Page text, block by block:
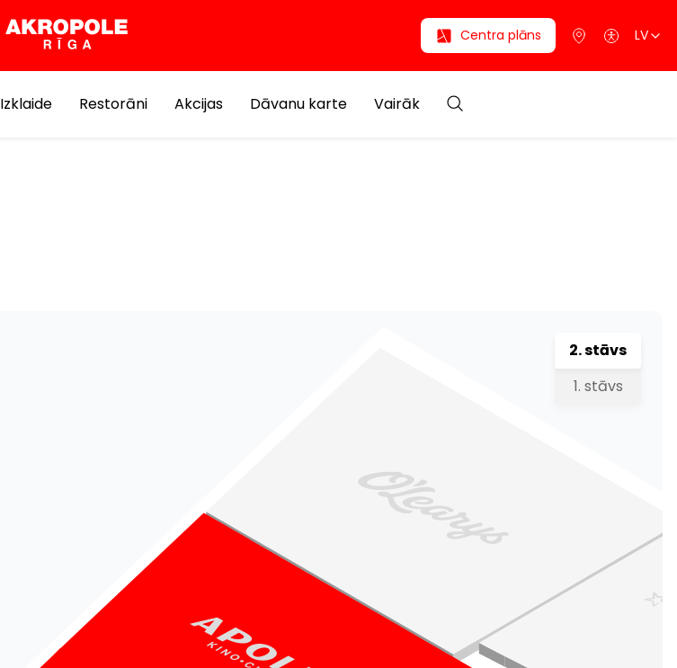
Centra plāns LV
Izklaide Restorāni Akcijas Dāvanu karte Vairāk